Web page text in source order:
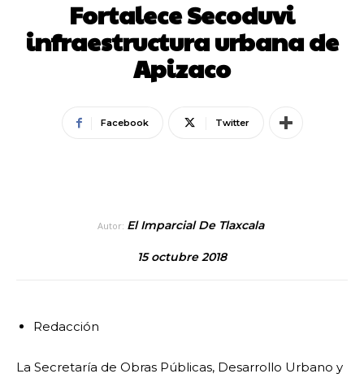
Fortalece Secoduvi
infraestructura urbana de
Apizaco
Facebook Twitter
Autor: El Imparcial De Tlaxcala
15 octubre 2018
Redacción
La Secretaría de Obras Públicas, Desarrollo Urbano y